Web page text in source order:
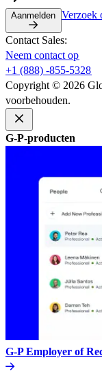
Aanmelden​​ Verzoek
Contact Sales:​​
Neem contact op​​
+1 (888) -855-5328​​
Copyright © 2026
voorbehouden.​​
G-P-producten​​
G-P Employer of